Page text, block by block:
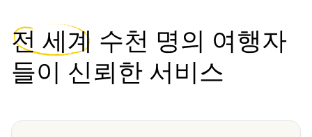
전 세계 수천 명의 여행자
들이 신뢰한 서비스